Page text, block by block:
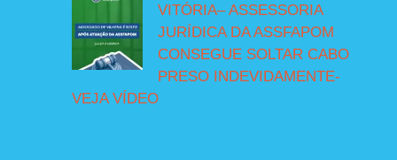
VITÓRIA– ASSESSORIA
JURÍDICA DA ASSFAPOM
CONSEGUE SOLTAR CABO
PRESO INDEVIDAMENTE-
VEJA VÍDEO